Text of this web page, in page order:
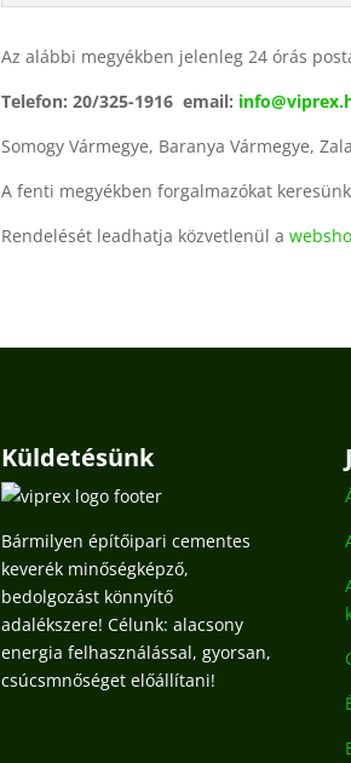
Az alábbi megyékben jelenleg 24 órás
Telefon: 20/325-1916 email:
Somogy Vármegye, Baranya Vármegye,
A fenti megyékben forgalmazókat
Rendelését leadhatja közvetlenül a
Küldetésünk
Bármilyen építőipari cementes
keverék minőségképző,
bedolgozást könnyítő
adalékszere! Célunk: alacsony
energia felhasználással, gyorsan,
csúcsmnőséget előállítani!